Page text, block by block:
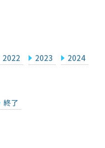
委員専用
2022 2023 2024
終了